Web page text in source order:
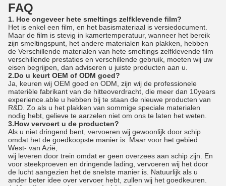
FAQ
1. Hoe ongeveer hete smeltings zelfklevende film?
Het is enkel een film, en het basismateriaal is versiedocument.
Maar de film is stevig in kamertemperatuur, wanneer het bereik
zijn smeltingspunt, het andere materialen kan plakken, hebben
de Verschillende materialen van hete smeltings zelfklevende film
verschillende prestaties en verschillende gebruik, moeten wij uw
eisen begrijpen, dan adviseren u juiste producten aan u.
2.Do u keurt OEM of ODM goed?
Ja, keuren wij OEM goed en ODM, zijn wij de professionele
materiële fabrikant van de hitteoverdracht, die meer dan 10years
experience.able u hebben bij te staan de nieuwe producten van
R&D. Zo als u het plakken van sommige speciale materialen
nodig hebt, gelieve te aarzelen niet om ons te laten het weten.
3.How vervoert u de producten?
Als u niet dringend bent, vervoeren wij gewoonlijk door schip
omdat het de goedkoopste manier is. Maar voor het gebied
West- van Azië,
wij leveren door trein omdat er geen overzees aan schip zijn. En
voor steekproeven en dringende lading, vervoeren wij het door
de lucht aangezien het de snelste manier is. Natuurlijk als u
ander beter idee over vervoer hebt, zullen wij het goedkeuren.